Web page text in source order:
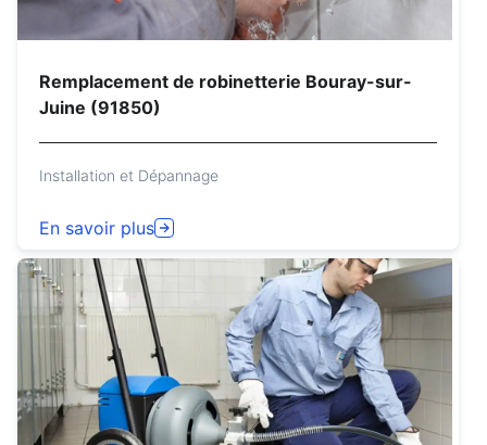
Remplacement de robinetterie Bouray-sur-
Juine (91850)
Installation et Dépannage
En savoir plus